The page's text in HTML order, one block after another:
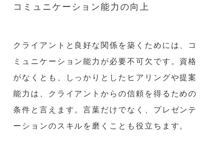
コミュニケーション能力の向上
クライアントと良好な関係を築くためには、コ
ミュニケーション能力が必要不可欠です。資格
がなくとも、しっかりとしたヒアリングや提案
能力は、クライアントからの信頼を得るための
条件と言えます。言葉だけでなく、プレゼンテ
ーションのスキルを磨くことも役立ちます。